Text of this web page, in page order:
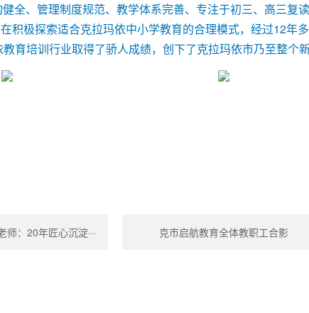
全、管理制度规范、教学体系完善、专注于初三、高三复
积极探索适合克拉玛依中小学教育的合理模式，经过12年
育培训行业取得了骄人成绩，创下了克拉玛依市乃至整个新
：20年匠心沉淀··· 克市启航教育全体教职工合影